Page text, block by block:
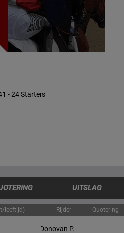
- 24 Starters
UITSLAG
leeftijd) Rijder Quotering
Donovan P.